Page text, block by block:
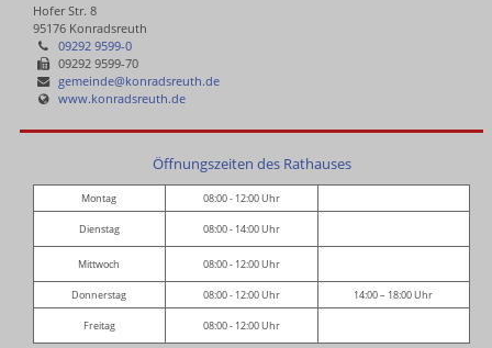
Hofer Str. 8
95176 Konradsreuth
09292 9599-0
09292 9599-70
gemeinde@konradsreuth.de
www.konradsreuth.de
Öffnungszeiten des Rathauses
Montag 08:00 - 12:00 Uhr
Dienstag 08:00 - 14:00 Uhr
Mittwoch 08:00 - 12:00 Uhr
Donnerstag 08:00 - 12:00 Uhr 14:00 – 18:00 Uhr
Freitag 08:00 - 12:00 Uhr